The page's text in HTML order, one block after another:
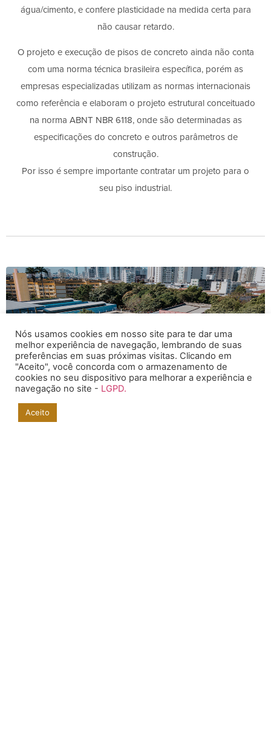
água/cimento, e confere plasticidade na medida certa para
não causar retardo.
O projeto e execução de pisos de concreto ainda não conta
com uma norma técnica brasileira específica, porém as
empresas especializadas utilizam as normas internacionais
como referência e elaboram o projeto estrutural conceituado
na norma ABNT NBR 6118, onde são determinadas as
especificações do concreto e outros parâmetros de
construção.
Por isso é sempre importante contratar um projeto para o
seu piso industrial.
Nós usamos cookies em nosso site para te dar uma
melhor experiência de navegação, lembrando de suas
preferências em suas próximas visitas. Clicando em
"Aceito", você concorda com o armazenamento de
cookies no seu dispositivo para melhorar a experiência e
navegação no site - LGPD.
Aceito